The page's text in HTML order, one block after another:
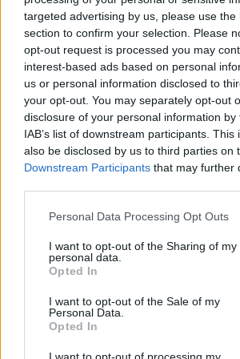
targeted advertising by us, please use the
section to confirm your selection. Please
opt-out request is processed you may
interest-based ads based on personal
us or personal information disclosed to
your opt-out. You may separately opt-out
disclosure of your personal information
IAB’s list of downstream participants.
also be disclosed by us to third parties on
Downstream Participants that may further
Please note that this website/app uses
not limited to your visit or usage
grant or deny consent to Google and its
use your data for below specified
consent section.
Personal Data Processing Opt Outs
I want to opt-out of the Sharing of my
personal data.
Opted In
I want to opt-out of the Sale of my
Personal Data.
Opted In
koreográfia.
Az olvasópróbán pedig az is
2012 legnagyobb musical
szereplők – többek közöttOroszlán
Lilla, Mahó Andrea, Csonka
Sándor Dávid, Dunai Tamás,
Szevét Tibor, Gallusz Nikolett,
énekeltek, miközben Szirtes Tamás
olvasta fel. Kocsák Tibor és
A díszletről – melyetRózsa István
tökéletesen alkalmazkodik Mary
lényéhez, folyamatosan változik,
A pompás jelmezek pedig
munkáját dicsérik. Július 13-ig
majd augusztusban – egy kis nyári